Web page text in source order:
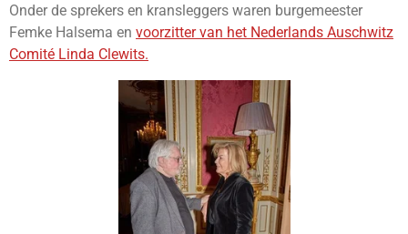
Onder de sprekers en kransleggers waren burgemeester
Femke Halsema en voorzitter van het Nederlands Auschwitz
Comité Linda Clewits.